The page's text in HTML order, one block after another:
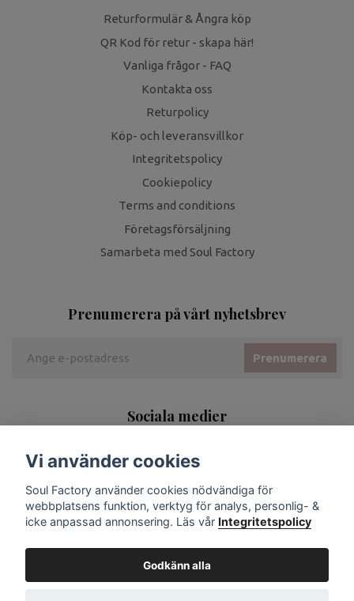
Returformulär & Ångra köp
QR Kod för retur - skapa här!
Vanliga frågor - FAQ
Kontakta oss
Returpolicy
Köp- och leveransvillkor
Integritetspolicy
Cookiepolicy
Terms and conditions
Företagsförsäljning
Samarbeta med Soul Factory
Prenumerera på vårt nyhetsbrev
Prenumerera
Sociala medier
Vi använder cookies
Soul Factory använder cookies nödvändiga för
webbplatsens funktion, verktyg för analys, personlig- &
icke anpassad annonsering. Läs vår Integritetspolicy
Godkänn alla